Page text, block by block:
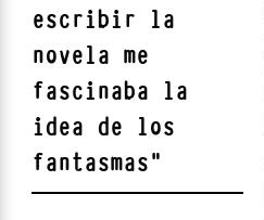
escribir la
novela me
fascinaba la
idea de los
fantasmas"